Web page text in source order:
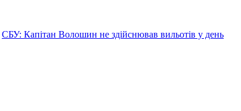
СБУ: Капітан Волошин не здійснював вильотів у день